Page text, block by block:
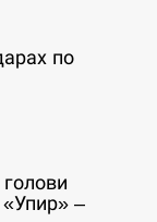
по
голови
«Упир» –